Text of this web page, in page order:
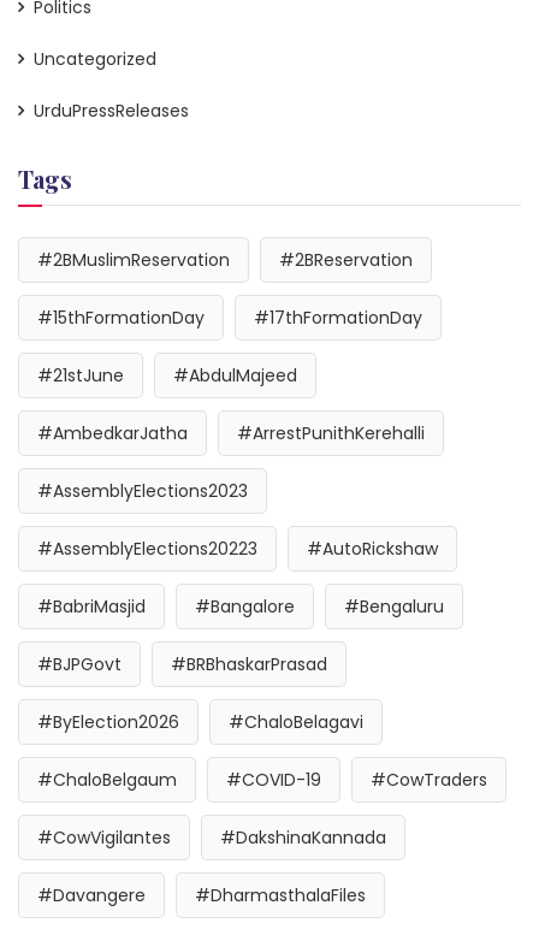
Politics
Uncategorized
UrduPressReleases
Tags
#2BMuslimReservation #2BReservation
#15thFormationDay #17thFormationDay
#21stJune #AbdulMajeed
#AmbedkarJatha #ArrestPunithKerehalli
#AssemblyElections2023
#AssemblyElections20223 #AutoRickshaw
#BabriMasjid #Bangalore #Bengaluru
#BJPGovt #BRBhaskarPrasad
#ByElection2026 #ChaloBelagavi
#ChaloBelgaum #COVID-19 #CowTraders
#CowVigilantes #DakshinaKannada
#Davangere #DharmasthalaFiles